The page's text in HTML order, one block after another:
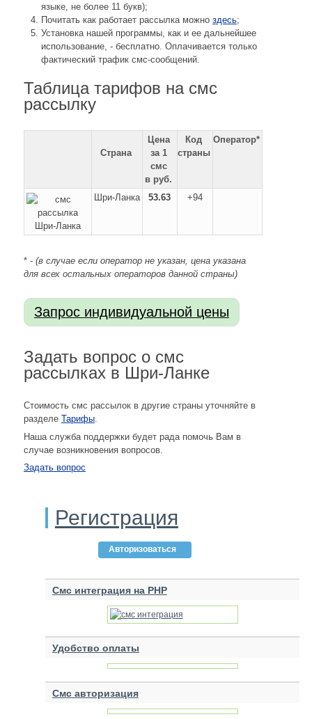
языке, не более 11 букв);
Почитать как работает рассылка можноздесь;
Установка нашей программы, как и ее дальнейшее
использование, - бесплатно. Оплачивается только
фактический трафик смс-сообщений.
Таблица тарифов на смс
рассылку
Страна
Цена
за 1
смс
в руб.
Код
страны
Оператор*
Шри-Ланка 53.63 +94
* - (в случае если оператор не указан, цена указана
для всех остальных операторов данной страны)
Задать вопрос о смс
рассылках в Шри-Ланке
Стоимость смс рассылок в другие страны уточняйте в
разделе Тарифы.
Наша служба поддержки будет рада помочь Вам в
случае возникновения вопросов.
Задать вопрос
Регистрация
Авторизоваться
Смс интеграция на PHP
Удобство оплаты
Смс авторизация